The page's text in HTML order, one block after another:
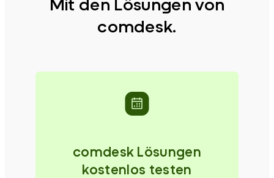
comdesk.
comdesk Lösungen
kostenlos testen